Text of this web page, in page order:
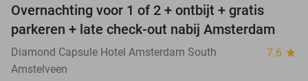
Overnachting voor 1 of 2 + ontbijt + gratis
parkeren + late check-out nabij Amsterdam
Diamond Capsule Hotel Amsterdam South 7.6 star
Amstelveen